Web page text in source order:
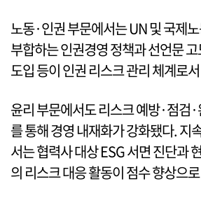
노동·인권 부문에서는 UN 및 국제
부합하는 인권경영 정책과 선언문
도입 등이 인권 리스크 관리 체계로
윤리 부문에서도 리스크 예방·점검
를 통해 경영 내재화가 강화됐다. 지
서는 협력사 대상 ESG 서면 진단과
의 리스크 대응 활동이 점수 향상으